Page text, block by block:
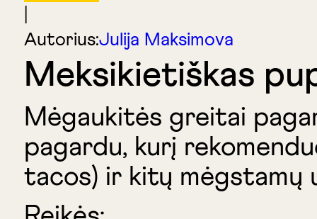
Autorius:Julija Maksimova
Meksikietiškas
Mėgaukitės greitai
pagardu, kurį
tacos) ir kitų mėgstamų